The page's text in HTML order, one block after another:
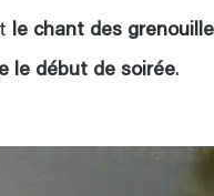
le chant des
le début de soirée.